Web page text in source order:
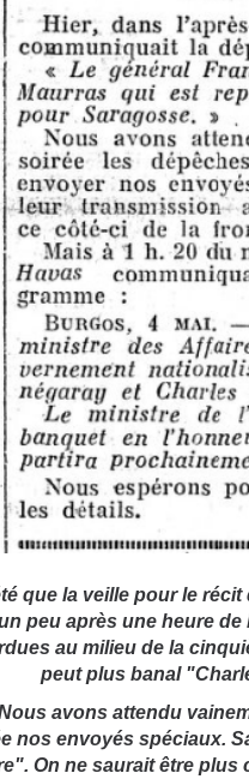
que la veille pour le
peu après une heure
au milieu de la
peut plus banal
avons attendu
nos envoyés spéciaux.
On ne saurait être